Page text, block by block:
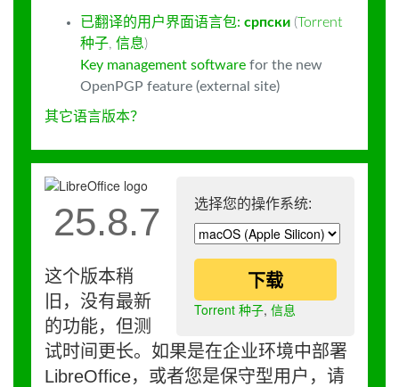
已翻译的用户界面语言包: српски (Torrent
种子, 信息)
Key management software for the new
OpenPGP feature (external site)
其它语言版本？
选择您的操作系统:
下载
Torrent 种子, 信息
25.8.7
这个版本稍
旧，没有最新
的功能，但测
试时间更长。如果是在企业环境中部署
LibreOffice，或者您是保守型用户，请